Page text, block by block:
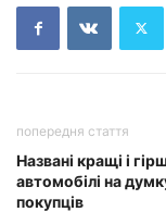
попередня стаття
Названі кращі і
автомобілі на
покупців